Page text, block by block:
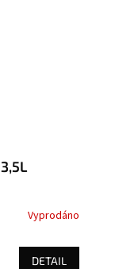
Vyprodáno
DETAIL